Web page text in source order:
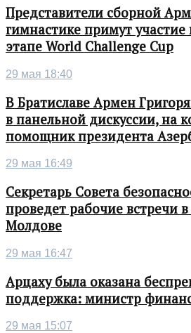
Представители сборной
гимнастике примут
этапе World Challenge Cup
29 мая 18:40
В Братиславе Армен
в панельной дискуссии, на
помощник президента
29 мая 16:49
Секретарь Совета
проведет рабочие встречи
Молдове
29 мая 16:47
Арцаху была оказана
поддержка: министр
29 мая 15:07